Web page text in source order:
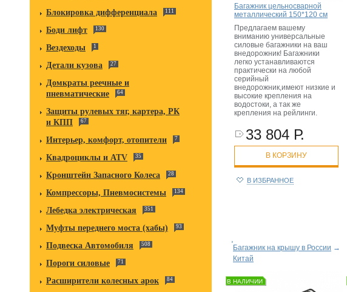
Блокировка дифференциала 111
Боди лифт 130
Вездеходы 1
Детали кузова 27
Домкраты реечные и
пневматические
64
Защиты рулевых тяг, картера, РК
и КПП
67
Интерьер, комфорт, отопители 7
Квадроциклы и ATV 35
Кронштейн Запасного Колеса 28
Компрессоры, Пневмосистемы 134
Лебедка электрическая 351
Муфты переднего моста (хабы) 93
Подвеска Автомобиля 508
Пороги силовые 71
Расширители колесных арок 84
Багажник цельносварной
металлический 150*120 см
Предлагаем вашему
вниманию универсальные
силовые багажники на ваш
внедорожник! Багажники
легко устанавливаются
практически на любой
серийный
внедорожник,имеют низкие и
высокие крепления на
водостоки, а так же
крепления на рейлинги.
33 804 Р.
В КОРЗИНУ
В ИЗБРАННОЕ
Багажник на крышу в России →
Китай
В НАЛИЧИИ